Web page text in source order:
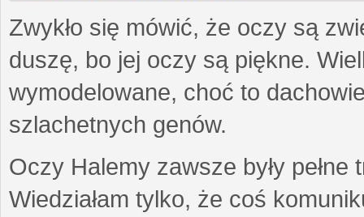
Zwykło się mówić, że oczy są
duszę, bo jej oczy są piękne.
wymodelowane, choć to
szlachetnych genów.
Oczy Halemy zawsze były
Wiedziałam tylko, że coś